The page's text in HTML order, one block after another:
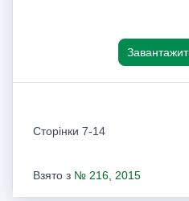
Сторінки 7-14
Взято з № 216, 2015